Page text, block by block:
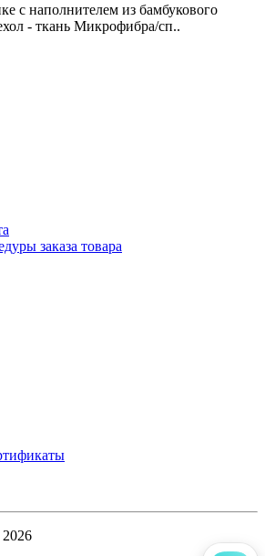
с наполнителем из бамбукового
- ткань Микрофибра/сп..
заказа товара